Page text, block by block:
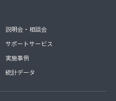
説明会・相談会
サポートサービス
実施事例
統計データ